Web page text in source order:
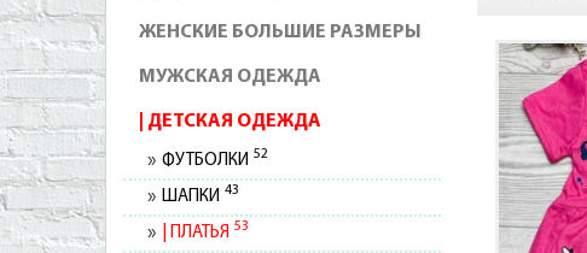
ЖЕНСКИЕ БОЛЬШИЕ РАЗМЕРЫ
МУЖСКАЯ ОДЕЖДА
ДЕТСКАЯ ОДЕЖДА
ФУТБОЛКИ 52
ШАПКИ 43
ПЛАТЬЯ 53